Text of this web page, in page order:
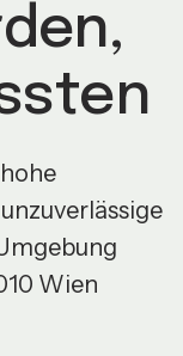
Wien